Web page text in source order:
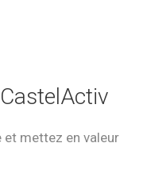
et mettez en valeur